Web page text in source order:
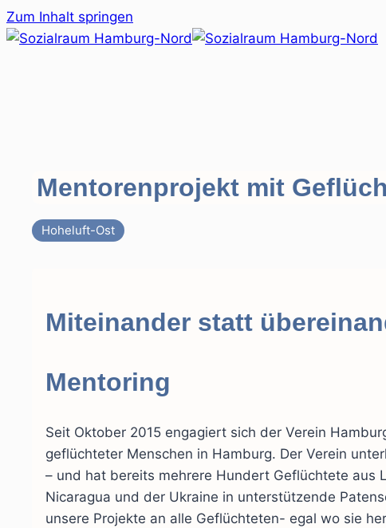
Zum Inhalt springen
Mentorenprojekt mit
Hoheluft-Ost
Miteinander statt
Mentoring
Seit Oktober 2015 engagiert sich der Verein
geflüchteter Menschen in Hamburg. Der Verein
– und hat bereits mehrere Hundert Geflüchtete aus
Nicaragua und der Ukraine in unterstützende
unsere Projekte an alle Geflüchteten- egal wo sie